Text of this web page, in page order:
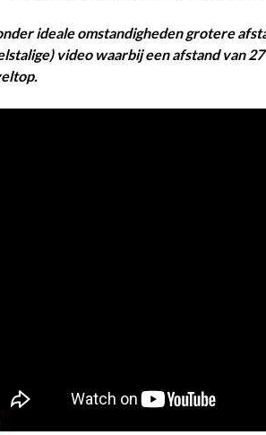
ideale omstandigheden grotere
video waarbij een afstand van